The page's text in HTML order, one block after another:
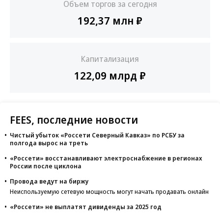
Объем торгов за сегодня
192,37 млн ₽
Капитализация
122,09 млрд ₽
FEES, последние новости
Чистый убыток «Россети Северный Кавказ» по РСБУ за
полгода вырос на треть
«Россети» восстанавливают электроснабжение в регионах
России после циклона
Провода ведут на биржу
Неиспользуемую сетевую мощность могут начать продавать онлайн
«Россети» не выплатят дивиденды за 2025 год